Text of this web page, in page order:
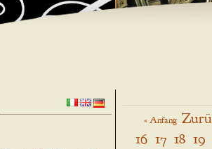
« Anfang
16 17 18 19